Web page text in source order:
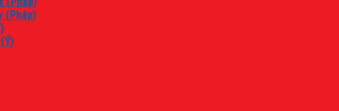
(Pháp)